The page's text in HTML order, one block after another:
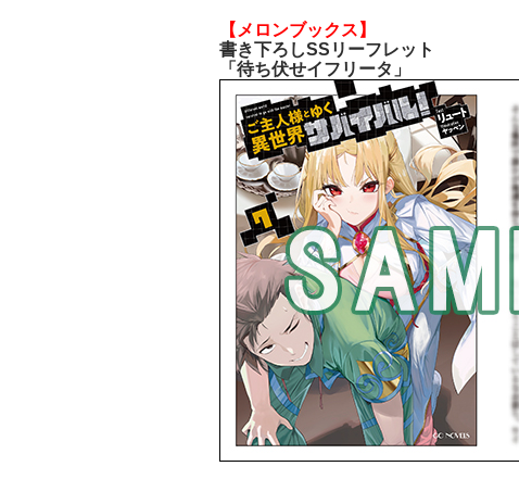
【メロンブックス】
書き下ろしSSリーフレット
「待ち伏せイフリータ」